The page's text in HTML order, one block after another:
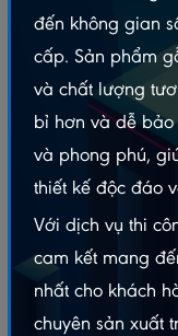
đến không gian
cấp. Sản phẩm
và chất lượng
bỉ hơn và dễ bảo
và phong phú,
thiết kế độc đáo
Với dịch vụ thi
cam kết mang
nhất cho khách
chuyên sản xuất